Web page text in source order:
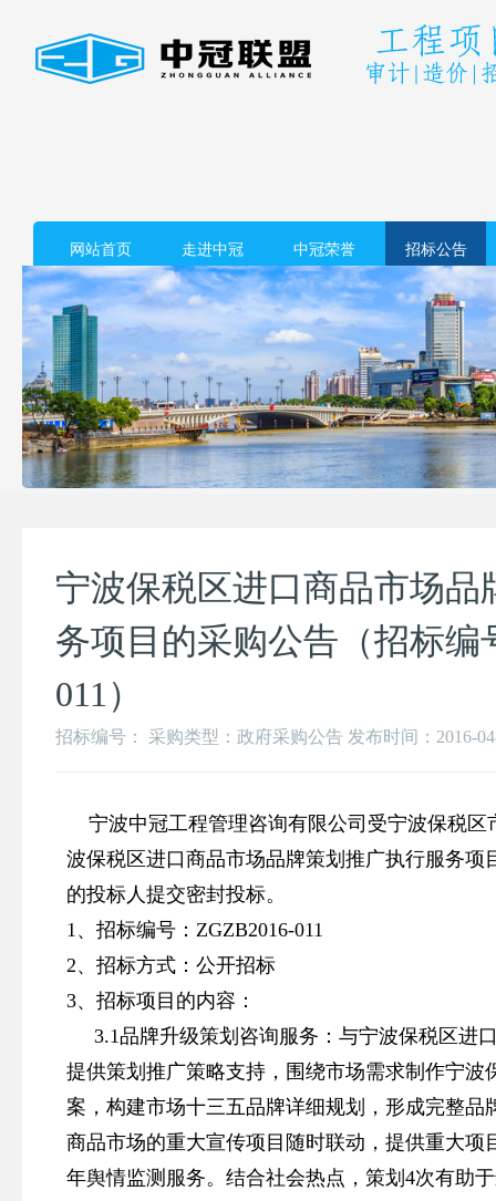
网站首页 走进中冠 中冠荣誉 招标公告
宁波保税区进口商品市场品
务项目的采购公告（招标编
011）
招标编号： 采购类型：政府采购公告 发布时间：2016-
宁波中冠工程管理咨询有限公司受宁波保税区
波保税区进口商品市场品牌策划推广执行服务项
的投标人提交密封投标。
1、招标编号：ZGZB2016-011
2、招标方式：公开招标
3、招标项目的内容：
3.1品牌升级策划咨询服务：与宁波保税区进
提供策划推广策略支持，围绕市场需求制作宁波
案，构建市场十三五品牌详细规划，形成完整品
商品市场的重大宣传项目随时联动，提供重大项
年舆情监测服务。结合社会热点，策划4次有助